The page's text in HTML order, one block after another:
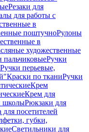
Резаки для
для работы с
в
поштучноРулоны
в
художественные
пальчиковыеРучки
Ручки перьевые,
Краски по тканиРучки
Крем
Крем для
школыРюкзаки для
для посетителей
губки,
Светильники для